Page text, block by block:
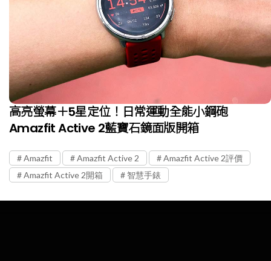
高亮螢幕＋5星定位！日常運動全能小鋼砲
Amazfit Active 2藍寶石鏡面版開箱
Amazfit Amazfit Active 2
Amazfit Active 2評價
Amazfit Active 2開箱
智慧手錶